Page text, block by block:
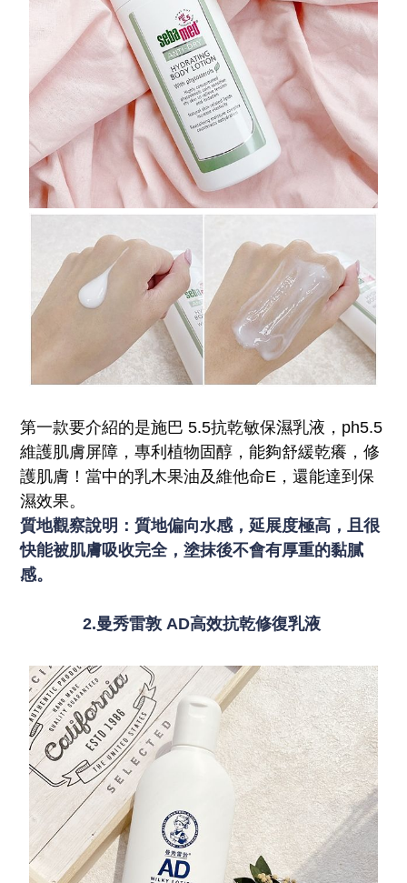
第一款要介紹的是施巴 5.5抗乾敏保濕乳液，ph5.5
維護肌膚屏障，專利植物固醇，能夠舒緩乾癢，修
護肌膚！當中的乳木果油及維他命E，還能達到保
濕效果。
質地觀察說明：質地偏向水感，延展度極高，且很
快能被肌膚吸收完全，塗抹後不會有厚重的黏膩
感。
2.曼秀雷敦 AD高效抗乾修復乳液